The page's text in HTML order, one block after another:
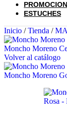
ESTUCHES
Inicio / Tienda /
Moncho Moreno
Volver al catálogo
Moncho Moreno